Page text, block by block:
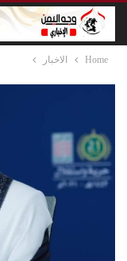
Home الاخبار